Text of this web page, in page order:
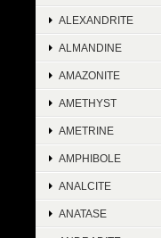
ALEXANDRITE
ALMANDINE
AMAZONITE
AMETHYST
AMETRINE
AMPHIBOLE
ANALCITE
ANATASE